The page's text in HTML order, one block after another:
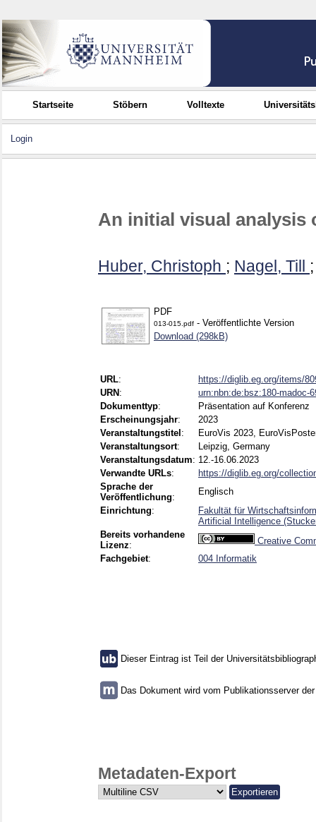
Startseite Stöbern Volltexte
Login
An initial visual analysis
Huber, Christoph ; Nagel, Till
PDF
013-015.pdf - Veröffentlichte Version
Download (298kB)
URL:
https://diglib.eg.org/items/
URN :
urn:nbn:de:bsz:180-madoc-
Dokumenttyp:
Präsentation auf Konferenz
Erscheinungsjahr:
2023
Veranstaltungstitel :
EuroVis 2023,
Veranstaltungsort:
Leipzig, Germany
Veranstaltungsdatum: 12.-16.06.2023
Verwandte URLs:
https://diglib.eg.org/
Sprache der
Veröffentlichung:
Englisch
Einrichtung:
Fakultät für
Artificial Intelligence
Bereits vorhandene
Lizenz:
Creative
Fachgebiet: 004 Informatik
Dieser Eintrag ist Teil der
Das Dokument wird vom Publikationsserver
Metadaten-Export